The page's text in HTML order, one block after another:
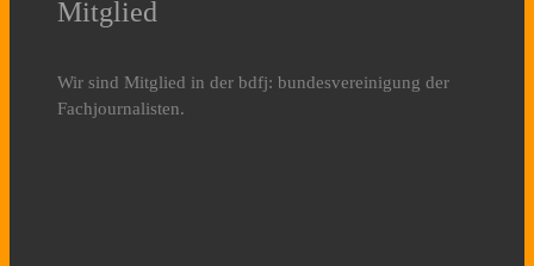
Mitglied
Wir sind Mitglied in der bdfj: bundesvereinigung der
Fachjournalisten.